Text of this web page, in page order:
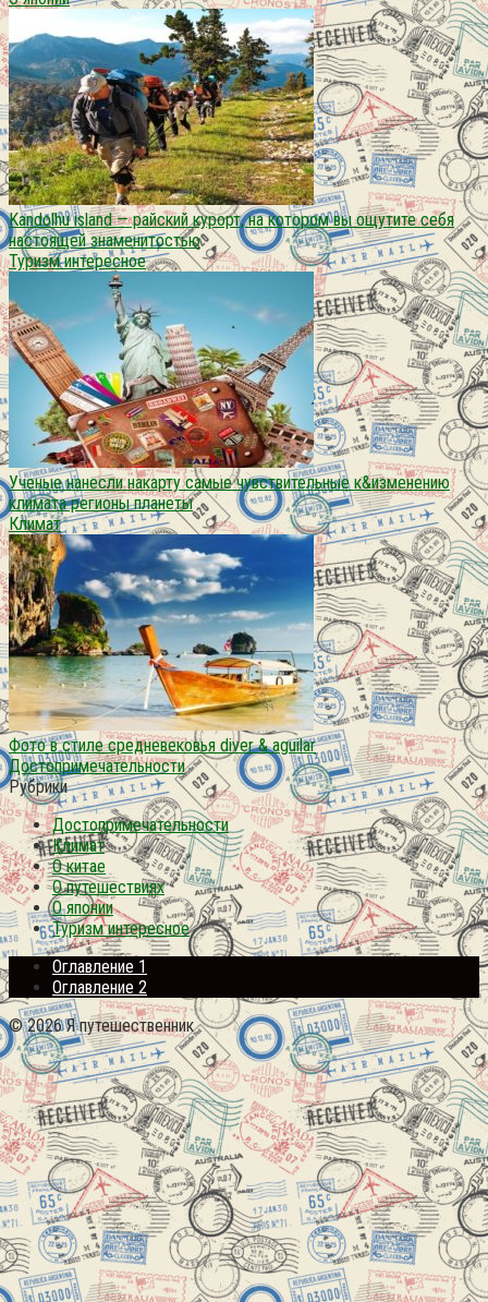
Kandolhu island — райский курорт, на котором вы ощутите себя
настоящей знаменитостью
Туризм интересное
Ученые нанесли накарту самые чувствительные к&изменению
климата регионы планеты
Климат
Фото в стиле средневековья diver & aguilar
Достопримечательности
Рубрики
Достопримечательности
Климат
О китае
О путешествиях
О японии
Туризм интересное
Оглавление 1
Оглавление 2
© 2026 Я путешественник